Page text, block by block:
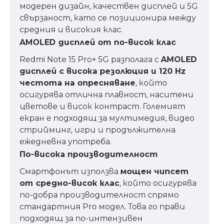
модерен дизайн, качествен дисплей и 5G
свързаност, като се позиционира между
средния и високия клас.
AMOLED дисплей от по-висок клас
Redmi Note 15 Pro+ 5G разполага с AMOLED
дисплей с висока резолюция и 120 Hz
честота на опресняване, който
осигурява отлична плавност, наситени
цветове и висок контраст. Големият
екран е подходящ за мултимедия, видео
стрийминг, игри и продължителна
ежедневна употреба.
По-висока производителност
Смартфонът използва мощен чипсет
от средно-висок клас, който осигурява
по-добра производителност спрямо
стандартния Pro модел. Това го прави
подходящ за по-интензивен